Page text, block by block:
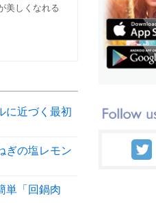
美しくなれる
に近づく最初
ぎの塩レモン
単「回鍋肉